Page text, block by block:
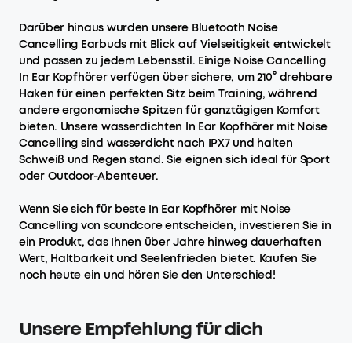
Darüber hinaus wurden unsere Bluetooth Noise
Cancelling Earbuds​ mit Blick auf Vielseitigkeit entwickelt
und passen zu jedem Lebensstil. Einige Noise Cancelling
In Ear Kopfhörer verfügen über sichere, um 210° drehbare
Haken für einen perfekten Sitz beim Training, während
andere ergonomische Spitzen für ganztägigen Komfort
bieten. Unsere wasserdichten In Ear Kopfhörer mit Noise
Cancelling sind wasserdicht nach IPX7 und halten
Schweiß und Regen stand. Sie eignen sich ideal für Sport
oder Outdoor-Abenteuer.
Wenn Sie sich für beste In Ear Kopfhörer mit Noise
Cancelling von soundcore entscheiden, investieren Sie in
ein Produkt, das Ihnen über Jahre hinweg dauerhaften
Wert, Haltbarkeit und Seelenfrieden bietet. Kaufen Sie
noch heute ein und hören Sie den Unterschied!
Unsere Empfehlung für dich